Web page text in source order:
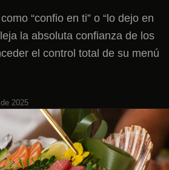
“confio en ti” o “lo dejo en
la absoluta confianza de los
el control total de su menú
2025